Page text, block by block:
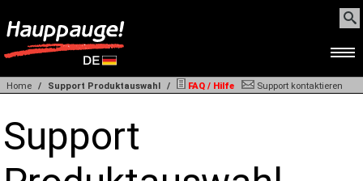
PRODUKTE
Home Support Produktauswahl FAQ / Hilfe Support kontaktieren
Support